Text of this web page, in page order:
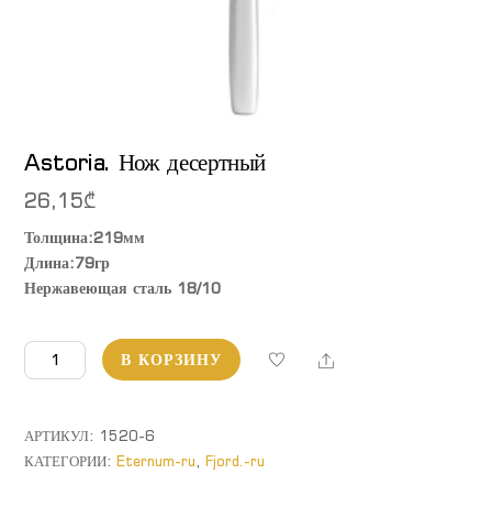
Astoria. Нож десертный
26,15₾
Толщина:219мм
Длина:79гр
Нержавеющая сталь 18/10
Количество
товара
Нож
десертный
В КОРЗИНУ Share
АРТИКУЛ: 1520-6
КАТЕГОРИИ:Eternum-ru,Fjord.-ru